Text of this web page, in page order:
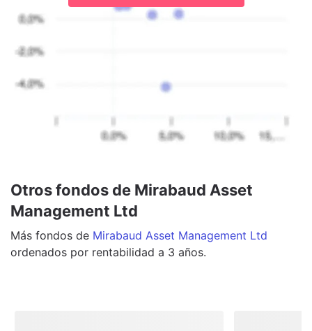
Otros fondos de Mirabaud Asset
Management Ltd
Más fondos de Mirabaud Asset Management Ltd
ordenados por rentabilidad a 3 años.